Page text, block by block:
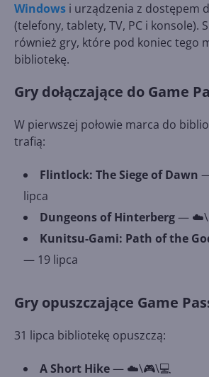
Windows i urządzenia z dostępem
(telefony, tablety, TV, PC i konsole).
również gry, które pod koniec tego
bibliotekę.
Gry dołączające do Game
W pierwszej połowie marca do
trafią:
Flintlock: The Siege of Dawn
lipca
Dungeons of Hinterberg—
Kunitsu-Gami: Path of the
— 19 lipca
Gry opuszczające Game
31 lipca bibliotekę opuszczą:
A Short Hike— ☁️\🎮\💻